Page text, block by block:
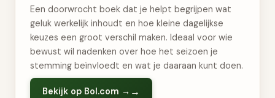
Een doorwrocht boek dat je helpt begrijpen wat
geluk werkelijk inhoudt en hoe kleine dagelijkse
keuzes een groot verschil maken. Ideaal voor wie
bewust wil nadenken over hoe het seizoen je
stemming beïnvloedt en wat je daaraan kunt doen.
Bekijk op Bol.com →